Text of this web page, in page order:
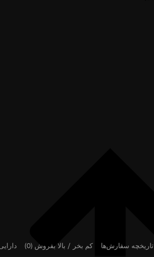
تاریخچه سفارش‌ها کم بخر / بالا بفروش (0)